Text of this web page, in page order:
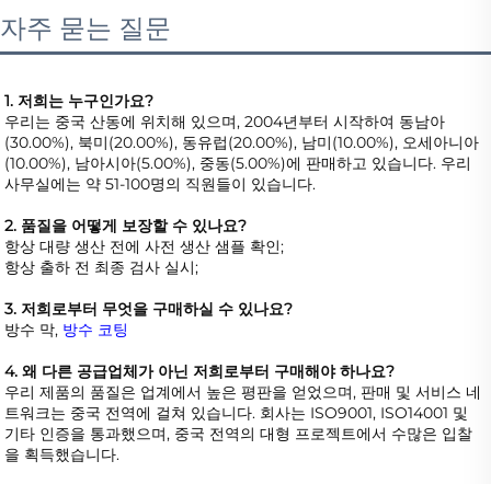
자주 묻는 질문
1. 저희는 누구인가요?
우리는 중국 산동에 위치해 있으며, 2004년부터 시작하여 동남아
(30.00%), 북미(20.00%), 동유럽(20.00%), 남미(10.00%), 오세아니아
(10.00%), 남아시아(5.00%), 중동(5.00%)에 판매하고 있습니다. 우리
사무실에는 약 51-100명의 직원들이 있습니다.
2. 품질을 어떻게 보장할 수 있나요?
항상 대량 생산 전에 사전 생산 샘플 확인;
항상 출하 전 최종 검사 실시;
3. 저희로부터 무엇을 구매하실 수 있나요?
방수 막, 방수 코팅
4. 왜 다른 공급업체가 아닌 저희로부터 구매해야 하나요?
우리 제품의 품질은 업계에서 높은 평판을 얻었으며, 판매 및 서비스 네
트워크는 중국 전역에 걸쳐 있습니다. 회사는 ISO9001, ISO14001 및
기타 인증을 통과했으며, 중국 전역의 대형 프로젝트에서 수많은 입찰
을 획득했습니다.